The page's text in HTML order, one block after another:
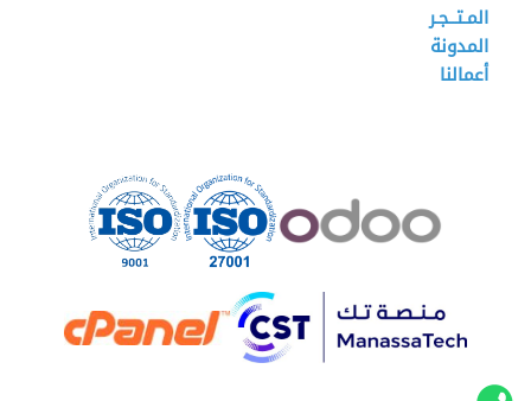
المـتــجـر
المدونة
أعمالنا